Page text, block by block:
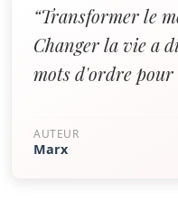
“Transformer le
Changer la vie a
mots d'ordre
AUTEUR
Marx